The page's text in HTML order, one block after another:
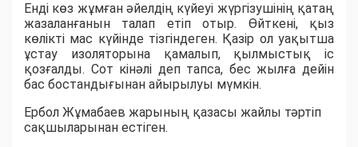
Енді көз жұмған әйелдің күйеуі жүргізушінің қатаң
жазаланғанын талап етіп отыр. Өйткені, қыз
көлікті мас күйінде тізгіндеген. Қазір ол уақытша
ұстау изоляторына қамалып, қылмыстық іс
қозғалды. Сот кінәлі деп тапса, бес жылға дейін
бас бостандығынан айырылуы мүмкін.
Ербол Жұмабаев жарының қазасы жайлы тәртіп
сақшыларынан естіген.